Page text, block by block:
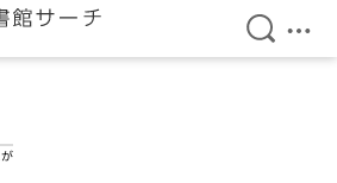
検索を
メ